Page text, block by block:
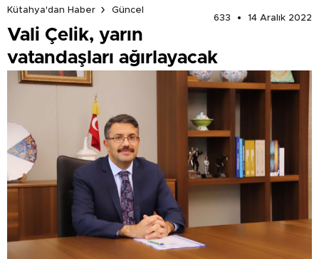
Kütahya'dan Haber
Güncel
633
14 Aralık 2022
Vali Çelik, yarın
vatandaşları ağırlayacak